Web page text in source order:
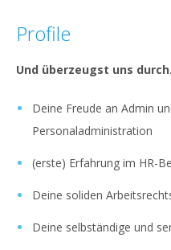
Profile
Und überzeugst uns
Deine Freude an Admin
Personaladministration
(erste) Erfahrung im HR-
Deine soliden
Deine selbständige und